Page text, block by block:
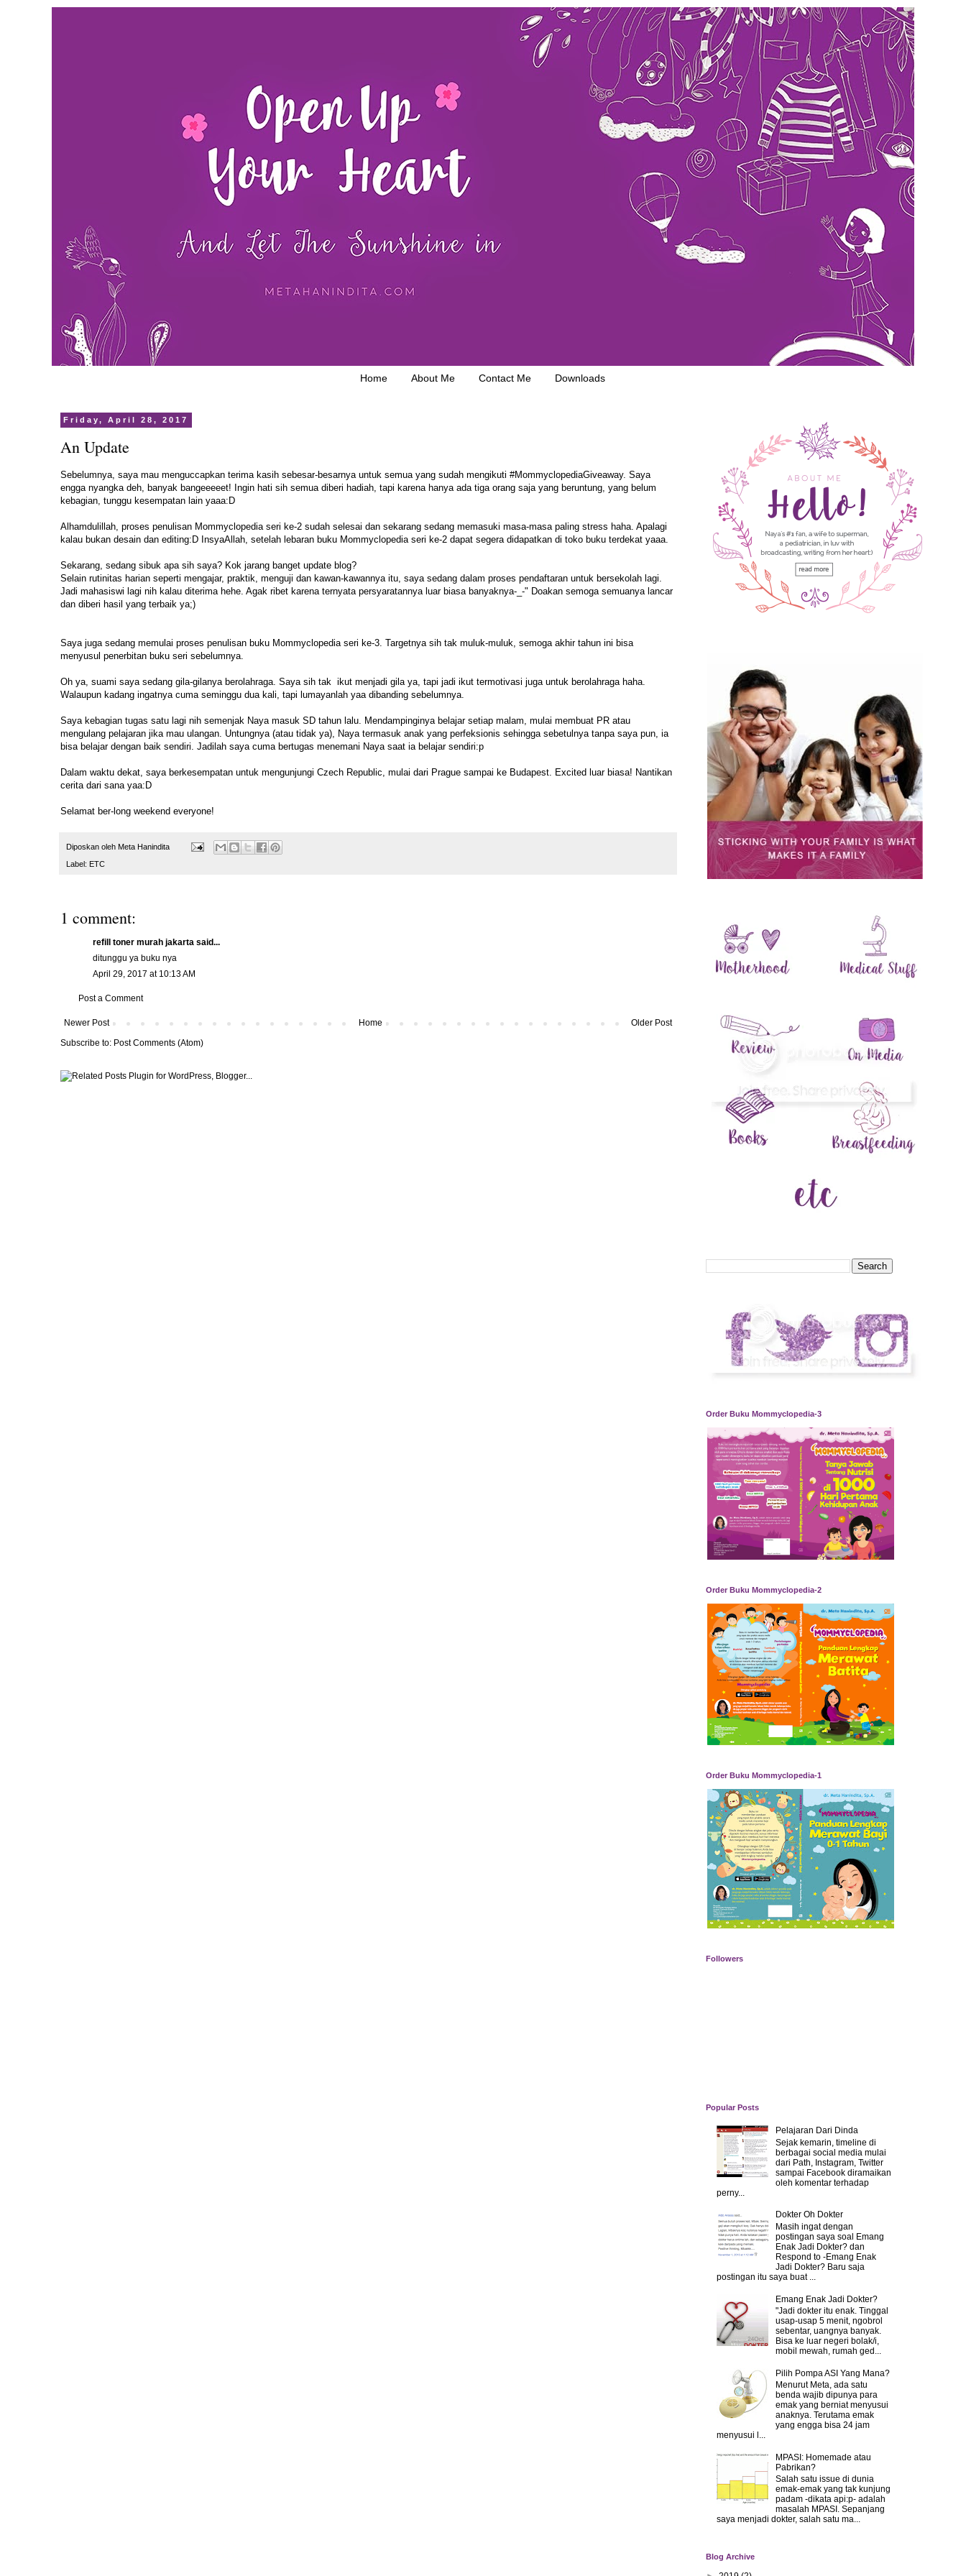
Home About Me Contact Me Downloads
Friday, April 28, 2017
An Update
Sebelumnya, saya mau menguccapkan terima kasih sebesar-besarnya untuk semua yang sudah mengikuti #MommyclopediaGiveaway. Saya
engga nyangka deh, banyak bangeeeeet! Ingin hati sih semua diberi hadiah, tapi karena hanya ada tiga orang saja yang beruntung, yang belum
kebagian, tunggu kesempatan lain yaaa:D
Alhamdulillah, proses penulisan Mommyclopedia seri ke-2 sudah selesai dan sekarang sedang memasuki masa-masa paling stress haha. Apalagi
kalau bukan desain dan editing:D InsyaAllah, setelah lebaran buku Mommyclopedia seri ke-2 dapat segera didapatkan di toko buku terdekat yaaa.
Sekarang, sedang sibuk apa sih saya? Kok jarang banget update blog?
Selain rutinitas harian seperti mengajar, praktik, menguji dan kawan-kawannya itu, saya sedang dalam proses pendaftaran untuk bersekolah lagi.
Jadi mahasiswi lagi nih kalau diterima hehe. Agak ribet karena ternyata persyaratannya luar biasa banyaknya-_-" Doakan semoga semuanya lancar
dan diberi hasil yang terbaik ya;)
Saya juga sedang memulai proses penulisan buku Mommyclopedia seri ke-3. Targetnya sih tak muluk-muluk, semoga akhir tahun ini bisa
menyusul penerbitan buku seri sebelumnya.
Oh ya, suami saya sedang gila-gilanya berolahraga. Saya sih tak ikut menjadi gila ya, tapi jadi ikut termotivasi juga untuk berolahraga haha.
Walaupun kadang ingatnya cuma seminggu dua kali, tapi lumayanlah yaa dibanding sebelumnya.
Saya kebagian tugas satu lagi nih semenjak Naya masuk SD tahun lalu. Mendampinginya belajar setiap malam, mulai membuat PR atau
mengulang pelajaran jika mau ulangan. Untungnya (atau tidak ya), Naya termasuk anak yang perfeksionis sehingga sebetulnya tanpa saya pun, ia
bisa belajar dengan baik sendiri. Jadilah saya cuma bertugas menemani Naya saat ia belajar sendiri:p
Dalam waktu dekat, saya berkesempatan untuk mengunjungi Czech Republic, mulai dari Prague sampai ke Budapest. Excited luar biasa! Nantikan
cerita dari sana yaa:D
Selamat ber-long weekend everyone!
Diposkan oleh Meta Hanindita
Label: ETC
1 comment:
refill toner murah jakarta said...
ditunggu ya buku nya
April 29, 2017 at 10:13 AM
Post a Comment
Newer Post Older Post
Home
Subscribe to: Post Comments (Atom)
Order Buku Mommyclopedia-3
Order Buku Mommyclopedia-2
Order Buku Mommyclopedia-1
Followers
Popular Posts
Pelajaran Dari Dinda
Sejak kemarin, timeline di
berbagai social media mulai
dari Path, Instagram, Twitter
sampai Facebook diramaikan
oleh komentar terhadap
perny...
Dokter Oh Dokter
Masih ingat dengan
postingan saya soal Emang
Enak Jadi Dokter? dan
Respond to -Emang Enak
Jadi Dokter? Baru saja
postingan itu saya buat ...
Emang Enak Jadi Dokter?
"Jadi dokter itu enak. Tinggal
usap-usap 5 menit, ngobrol
sebentar, uangnya banyak.
Bisa ke luar negeri bolak/i,
mobil mewah, rumah ged...
Pilih Pompa ASI Yang Mana?
Menurut Meta, ada satu
benda wajib dipunya para
emak yang berniat menyusui
anaknya. Terutama emak
yang engga bisa 24 jam
menyusui l...
MPASI: Homemade atau
Pabrikan?
Salah satu issue di dunia
emak-emak yang tak kunjung
padam -dikata api:p- adalah
masalah MPASI. Sepanjang
saya menjadi dokter, salah satu ma...
Blog Archive